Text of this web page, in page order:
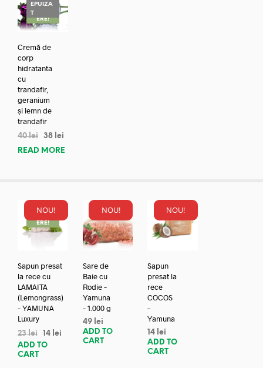
EPUIZA
TREDUC
ERE!
Cremă de
corp
hidratanta
cu
trandafir,
geranium
și lemn de
trandafir
40lei 38 lei
READ MORE
NOU!
REDUC
ERE!
Sapun presat
la rece cu
LAMAITA
(Lemongrass)
– YAMUNA
Luxury
23lei 14 lei
ADD TO
CART
NOU!
Sare de
Baie cu
Rodie –
Yamuna
– 1.000 g
49 lei
ADD TO
CART
NOU!
Sapun
presat la
rece
COCOS
–
Yamuna
14 lei
ADD TO
CART